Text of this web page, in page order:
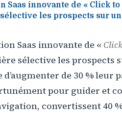
Saas innovante de « Click
les prospects sur
Saas innovante de «
sélective les
de 30 % leur
pour guider et
convertissent 40